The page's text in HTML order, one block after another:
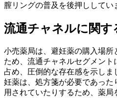
膣リングの普及を後押ししてい
流通チャネルに関す
小売薬局は、避妊薬の購入場所
ため、流通チャネルセグメント
占め、圧倒的な存在感を示し
妊薬は、処方箋が必要であっ
用されていたりするため、薬局